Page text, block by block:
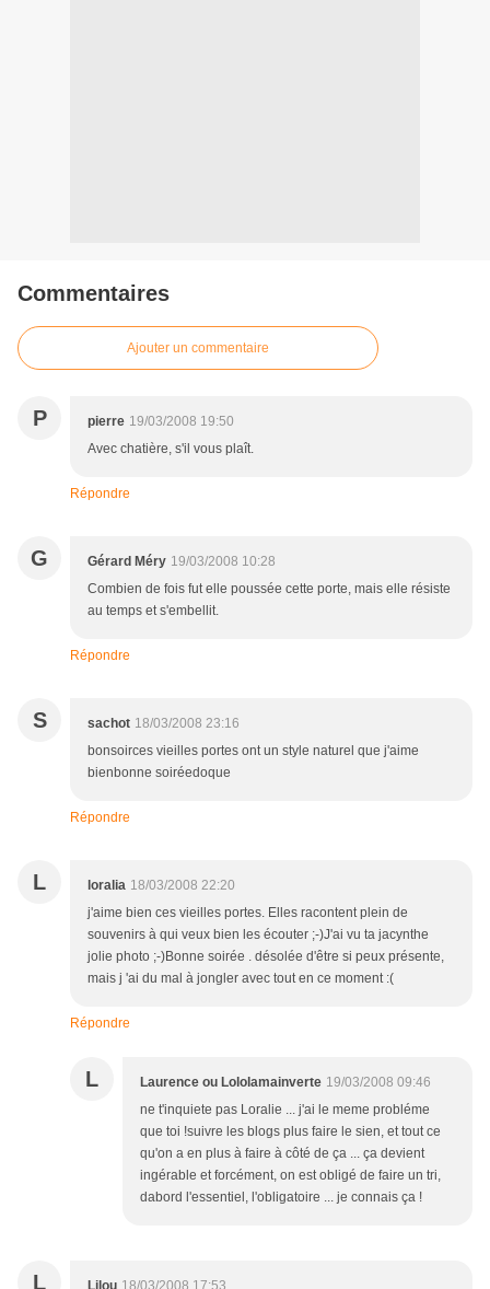
Commentaires
Ajouter un commentaire
P pierre 19/03/2008 19:50
Avec chatière, s'il vous plaît.
Répondre
G Gérard Méry 19/03/2008 10:28
Combien de fois fut elle poussée cette porte, mais elle résiste
au temps et s'embellit.
Répondre
S sachot 18/03/2008 23:16
bonsoirces vieilles portes ont un style naturel que j'aime
bienbonne soiréedoque
Répondre
L loralia 18/03/2008 22:20
j'aime bien ces vieilles portes. Elles racontent plein de
souvenirs à qui veux bien les écouter ;-)J'ai vu ta jacynthe
jolie photo ;-)Bonne soirée . désolée d'être si peux présente,
mais j 'ai du mal à jongler avec tout en ce moment :(
Répondre
L Laurence ou Lololamainverte 19/03/2008 09:46
ne t'inquiete pas Loralie ... j'ai le meme probléme
que toi !suivre les blogs plus faire le sien, et tout ce
qu'on a en plus à faire à côté de ça ... ça devient
ingérable et forcément, on est obligé de faire un tri,
dabord l'essentiel, l'obligatoire ... je connais ça !
L Lilou 18/03/2008 17:53